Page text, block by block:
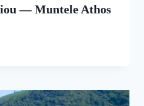
— Muntele Athos